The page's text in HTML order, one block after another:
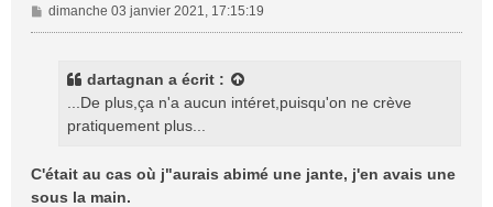
M
e
dimanche 03 janvier 2021, 17:15:19
dartagnan a écrit :
...De plus,ça n'a aucun intéret,puisqu'on ne crève
pratiquement plus...
C'était au cas où j"aurais abimé une jante, j'en avais une
sous la main.